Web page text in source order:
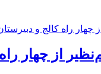
از چهار راه